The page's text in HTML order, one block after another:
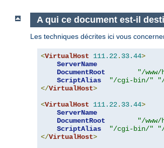
A qui ce document est-il
Les techniques décrites ici vous
<VirtualHost 111.22. 33.44>
ServerName
DocumentRoot
"/
ScriptAlias
"/cgi-bin/"
</VirtualHost>
<VirtualHost 111.22. 33.44>
ServerName
DocumentRoot
"/
ScriptAlias
"/cgi-bin/"
</VirtualHost>